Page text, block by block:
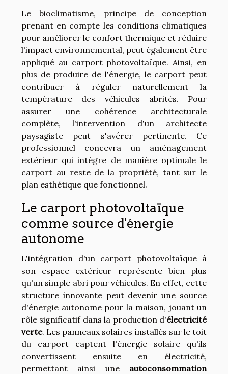
Le bioclimatisme, principe de conception
prenant en compte les conditions climatiques
pour améliorer le confort thermique et réduire
l'impact environnemental, peut également être
appliqué au carport photovoltaïque. Ainsi, en
plus de produire de l'énergie, le carport peut
contribuer à réguler naturellement la
température des véhicules abrités. Pour
assurer une cohérence architecturale
complète, l'intervention d'un architecte
paysagiste peut s'avérer pertinente. Ce
professionnel concevra un aménagement
extérieur qui intègre de manière optimale le
carport au reste de la propriété, tant sur le
plan esthétique que fonctionnel.
Le carport photovoltaïque
comme source d'énergie
autonome
L'intégration d'un carport photovoltaïque à
son espace extérieur représente bien plus
qu'un simple abri pour véhicules. En effet, cette
structure innovante peut devenir une source
d'énergie autonome pour la maison, jouant un
rôle significatif dans la production d'électricité
verte. Les panneaux solaires installés sur le toit
du carport captent l'énergie solaire qu'ils
convertissent ensuite en électricité,
permettant ainsi une autoconsommation